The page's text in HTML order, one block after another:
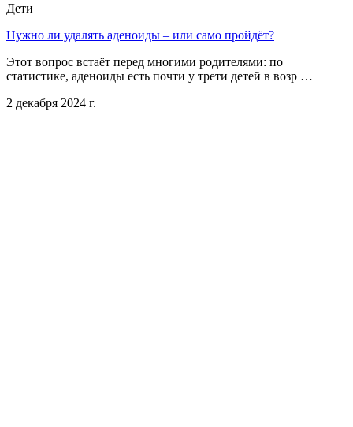
Дети
Нужно ли удалять аденоиды – или само пройдёт?
Этот вопрос встаёт перед многими родителями: по
статистике, аденоиды есть почти у трети детей в возр …
2 декабря 2024 г.